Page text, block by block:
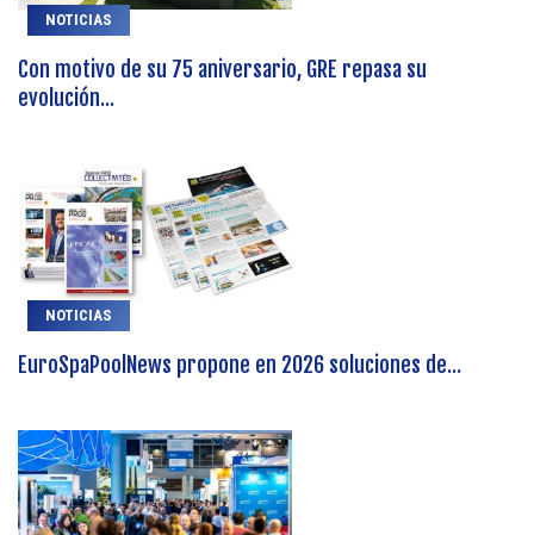
NOTICIAS
Con motivo de su 75 aniversario, GRE repasa su
evolución...
NOTICIAS
EuroSpaPoolNews propone en 2026 soluciones de...